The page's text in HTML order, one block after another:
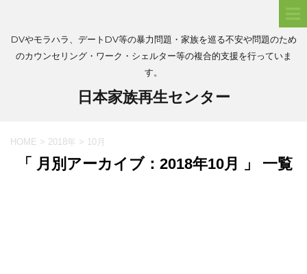
DVやモラハラ、デートDV等の暴力問題・家族を巡る不安や問題のため
のカウンセリング・ワーク・シェルター等の複合的支援を行っていま
す。
日本家族再生センター
HOME > 2018年 > 10月
「 月別アーカイブ：2018年10月 」 一覧